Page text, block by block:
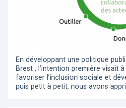
En développant une politique
Brest , l’intention première visait
favoriser l’inclusion sociale et
puis petit à petit, nous avons